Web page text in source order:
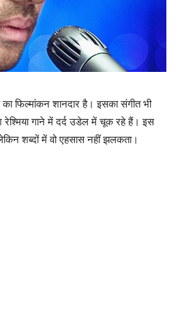
फिल्‍मांकन शानदार है। इसका संगीत भी
गाने में दर्द उडेल में चूक रहे हैं। इस
शब्‍दों में वो एहसास नहीं झलकता।